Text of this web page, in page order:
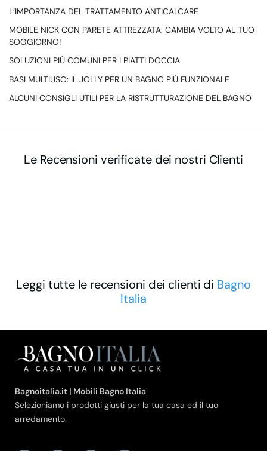
L’IMPORTANZA DEL TRATTAMENTO ANTICALCARE
MOBILE NICK CON PARETE ATTREZZATA: CAMBIA VOLTO AL TUO
SOGGIORNO!
SOLUZIONI PIÙ COMUNI PER I PIATTI DOCCIA
BASI MULTIUSO: IL JOLLY PER UN BAGNO PIÙ FUNZIONALE
ALCUNI CONSIGLI UTILI PER LA RISTRUTTURAZIONE DEL BAGNO
Le Recensioni verificate dei nostri Clienti
Leggi tutte le recensioni dei clienti di Bagno
Italia
Bagnoitalia.it | Mobili Bagno Italia
Selezioniamo i prodotti giusti per la tua casa ed il tuo
arredamento.